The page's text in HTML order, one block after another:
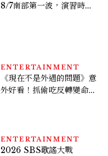
8/7南部第一波，演習時
ENTERTAINMENT
《現在不是外遇的問題》意
外好看！抓偷吃反轉變命
看點懶人包
ENTERTAINMENT
2026 SBS歌謠大戰